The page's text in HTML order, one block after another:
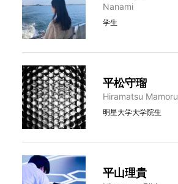
Nanami
学生
平松守瑠
Hiramatsu Mamoru
明星大学大学院生
平山理貴